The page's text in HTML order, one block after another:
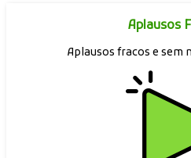
Aplausos
Aplausos fracos e sem